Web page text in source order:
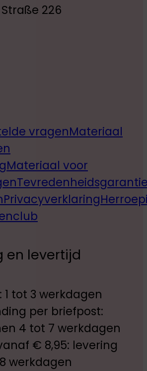
226
vragenMateriaal
Materiaal voor
Privacyverklaring
en levertijd
tot 3 werkdagen
per briefpost:
4 tot 7 werkdagen
€ 8,95: levering
werkdagen